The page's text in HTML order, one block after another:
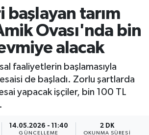
başlayan tarım
Ovası'nda bin
alacak
faaliyetlerin başlamasıyla
de başladı. Zorlu şartlarda
yapacak işçiler, bin 100 TL
14.05.2026 - 11:40
GÜNCELLEME
2 DK
OKUNMA SÜRESI
MAGAZİN
Durumu ve Fikstür
Haberleri